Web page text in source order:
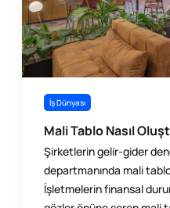
İş Dünyası
Mali Tablo Nasıl
Şirketlerin gelir-gider
departmanında mali
İşletmelerin finansal